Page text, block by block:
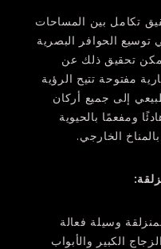
تكامل بين المساحات
توسيع الحوافر البصرية
يمكن تحقيق ذلك عن
مفتوحة تتيح الرؤية
إلى جميع أركان
ومفعمًا بالحيوية
الخارجي.
وسيلة فعالة
الكبير والأبواب